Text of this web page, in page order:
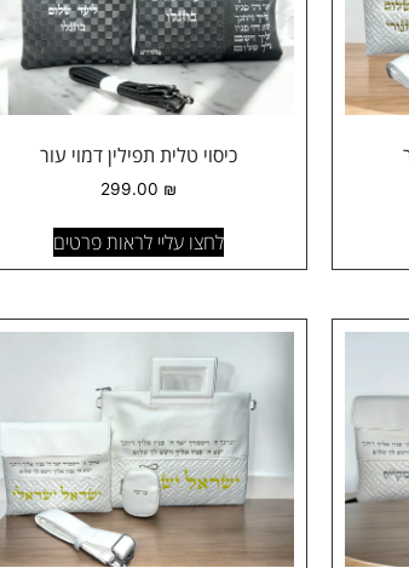
כיסוי טלית תפילין דמוי עור
299.00 ₪
לחצו עליי לראות פרטים